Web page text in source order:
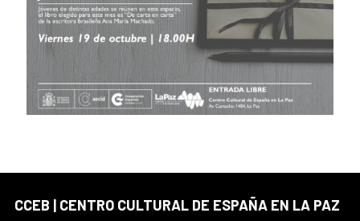
CCEB | CENTRO CULTURAL DE ESPAÑA EN LA PAZ